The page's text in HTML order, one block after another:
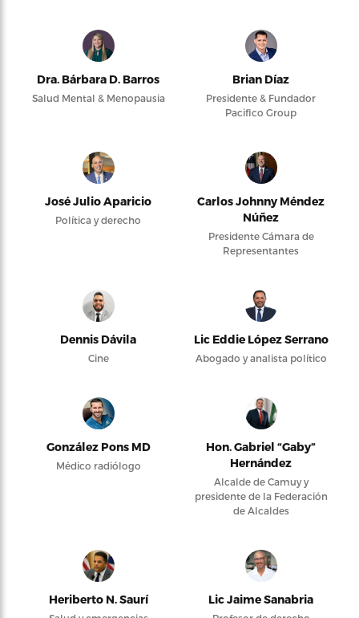
Dra. Bárbara D. Barros
Salud Mental & Menopausia
Brian Díaz
Presidente & Fundador
Pacifico Group
José Julio Aparicio
Política y derecho
Carlos Johnny Méndez
Núñez
Presidente Cámara de
Representantes
Dennis Dávila
Cine
Lic Eddie López Serrano
Abogado y analista político
González Pons MD
Médico radiólogo
Hon. Gabriel “Gaby”
Hernández
Alcalde de Camuy y
presidente de la Federación
de Alcaldes
Heriberto N. Saurí Lic Jaime Sanabria